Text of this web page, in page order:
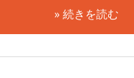
» 続きを読む